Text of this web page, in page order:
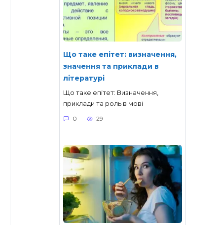
Що таке епітет: визначення,
значення та приклади в
літературі
Що таке епітет: Визначення,
приклади та роль в мові
0 29